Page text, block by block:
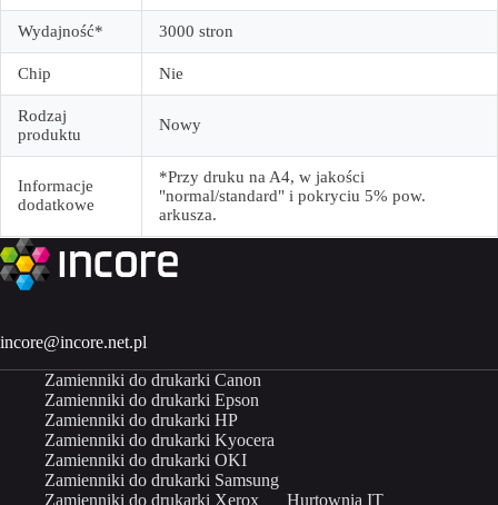
Wydajność* 3000 stron
Chip Nie
Rodzaj
produktu
Nowy
Informacje
dodatkowe
*Przy druku na A4, w jakości
"normal/standard" i pokryciu 5% pow.
arkusza.
incore@incore.net.pl
Zamienniki do drukarki Canon
Zamienniki do drukarki Epson
Zamienniki do drukarki HP
Zamienniki do drukarki Kyocera
Zamienniki do drukarki OKI
Zamienniki do drukarki Samsung
Zamienniki do drukarki Xerox
Hurtownia IT